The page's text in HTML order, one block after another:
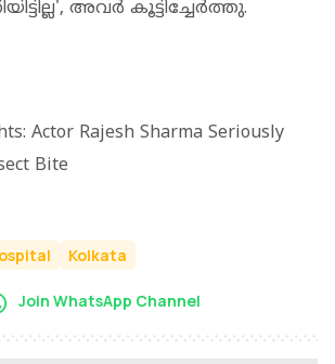
അവർ കൂട്ടിച്ചേർത്തു.
Actor Rajesh Sharma Seriously
Bite
Kolkata
Join WhatsApp Channel